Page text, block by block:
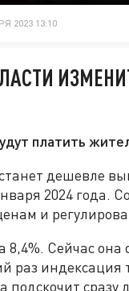
2023 13:10
платить
дешевле
2024 года.
и
Сейчас она
раз индексация
подскочит сразу